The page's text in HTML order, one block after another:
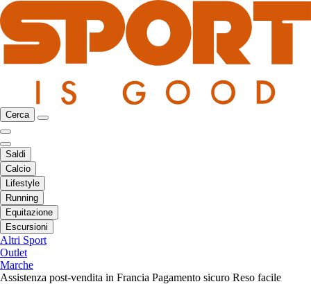
Cerca
Saldi
Calcio
Lifestyle
Running
Equitazione
Escursioni
Altri Sport
Outlet
Marche
Assistenza post-vendita in Francia Pagamento sicuro Reso facile